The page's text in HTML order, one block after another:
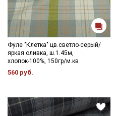
Фуле "Клетка" цв.светло-серый/
яркая оливка, ш.1.45м,
хлопок-100%, 150гр/м.кв
560 руб.